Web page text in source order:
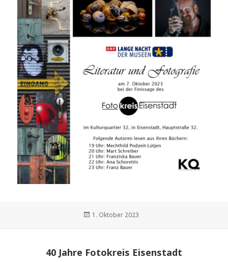
Veröffentlicht
1. Oktober 2023
40 Jahre Fotokreis Eisenstadt